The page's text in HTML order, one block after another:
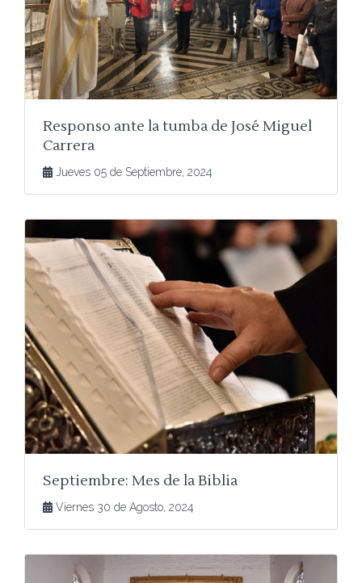
Responso ante la tumba de José Miguel
Carrera
Jueves 05 de Septiembre, 2024
Septiembre: Mes de la Biblia
Viernes 30 de Agosto, 2024